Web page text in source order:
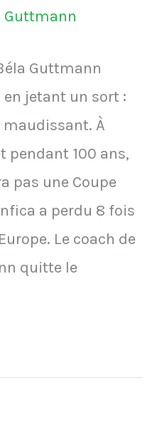
Guttmann
jetant un sort :
maudissant. À
pendant 100 ans,
pas une Coupe
a perdu 8 fois
Le coach de
quitte le